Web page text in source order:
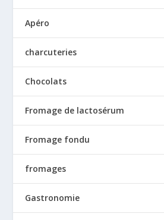
Apéro
charcuteries
Chocolats
Fromage de lactosérum
Fromage fondu
fromages
Gastronomie